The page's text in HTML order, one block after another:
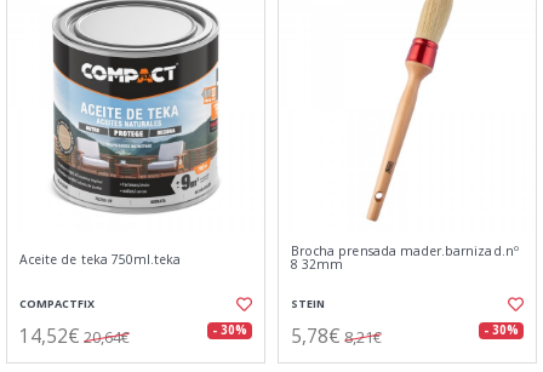
Aceite de teka 750ml.teka
COMPACTFIX
14,52€ 20,64€ - 30%
Brocha prensada mader.barnizad.nº
8 32mm
STEIN
5,78€ 8,21€ - 30%